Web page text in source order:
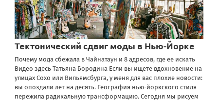
Тектонический сдвиг моды в Нью-Йорке
Почему мода сбежала в Чайнатаун и 8 адресов, где ее искать
Видео здесь Татьяна Бородина Если вы ищете вдохновение на
улицах Сохо или Вильямсбурга, у меня для вас плохие новости:
вы опоздали лет на десять. География нью-йоркского стиля
пережила радикальную трансформацию. Сегодня мы рисуем